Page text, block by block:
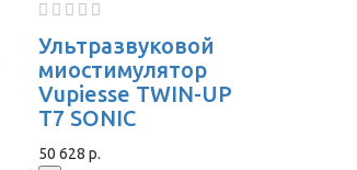
Ультразвуковой
миостимулятор
Vupiesse TWIN-UP
T7 SONIC
50 628 р.